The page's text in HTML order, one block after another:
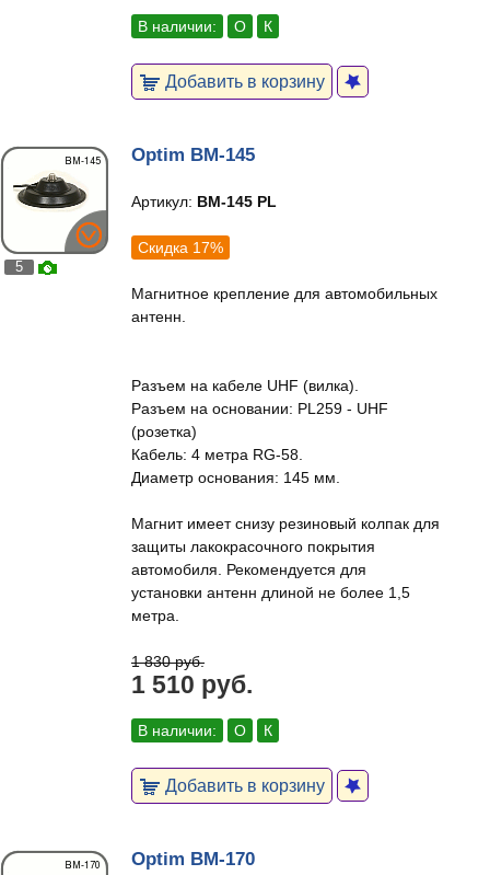
В наличии: О К
Добавить в корзину
5
Optim BM-145
Артикул: BM-145 PL
Скидка 17%
Магнитное крепление для автомобильных
антенн.
Разъем на кабеле UHF (вилка).
Разъем на основании: PL259 - UHF
(розетка)
Кабель: 4 метра RG-58.
Диаметр основания: 145 мм.
Магнит имеет снизу резиновый колпак для
защиты лакокрасочного покрытия
автомобиля. Рекомендуется для
установки антенн длиной не более 1,5
метра.
1 830 руб.
1 510 руб.
В наличии: О К
Добавить в корзину
Optim BM-170